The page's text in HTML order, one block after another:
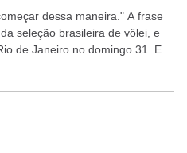
dessa maneira." A frase
seleção brasileira de vôlei, e
de Janeiro no domingo 31. Era